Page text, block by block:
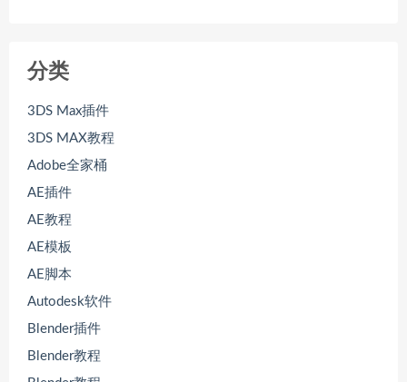
分类
3DS Max插件
3DS MAX教程
Adobe全家桶
AE插件
AE教程
AE模板
AE脚本
Autodesk软件
Blender插件
Blender教程